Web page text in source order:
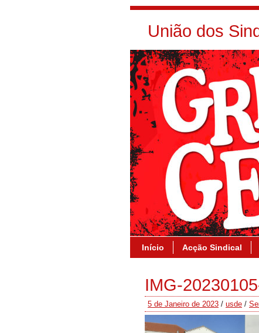
União dos
Início Acção Sindical
IMG-
5 de Janeiro de 2023 / usde /